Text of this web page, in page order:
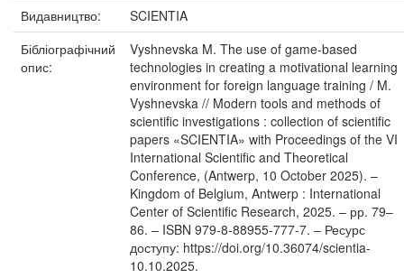
Видавництво:
SCIENTIA
Бібліографічний
опис:
Vyshnevska M. The use of game-based
technologies in creating a motivational learning
environment for foreign language training / M.
Vyshnevska // Modern tools and methods of
scientific investigations : collection of scientific
papers «SCIENTIA» with Proceedings of the VI
International Scientific and Theoretical
Conference, (Antwerp, 10 October 2025). –
Kingdom of Belgium, Antwerp : International
Center of Scientific Research, 2025. – рр. 79–
86. – ISBN 979-8-88955-777-7. – Ресурс
доступу: https://doi.org/10.36074/scientia-
10.10.2025.